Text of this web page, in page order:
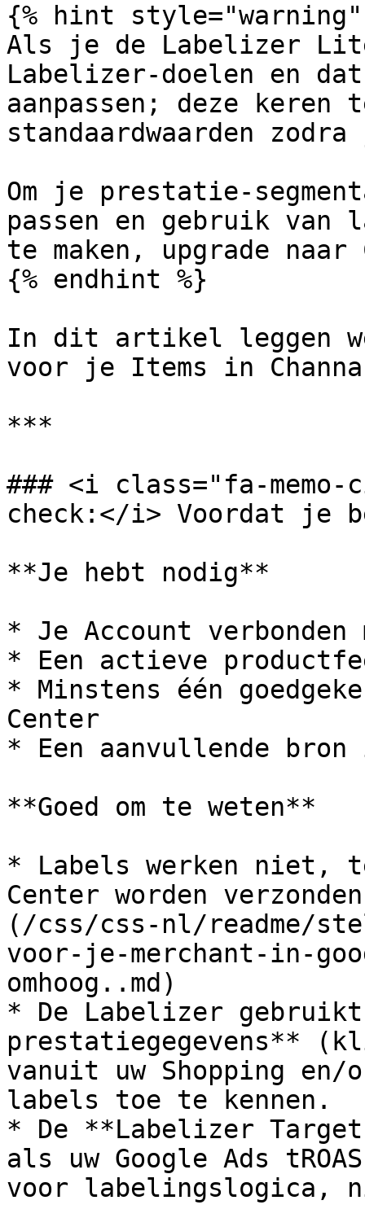
{% hint style="warning"
Als je de Labelizer
Labelizer-doelen en
aanpassen; deze keren
standaardwaarden
Om je prestatie-
passen en gebruik
te maken, upgrade naar
{% endhint %}
In dit artikel leggen
voor je Items in
***
### <i class="fa-
check:</i> Voordat je
**Je hebt nodig**
* Je Account verbonden
* Een actieve
* Minstens één
Center
* Een aanvullende
**Goed om te weten**
* Labels werken niet,
Center worden
(/css/css-nl/readme/
voor-je-merchant-in-
omhoog..md)
* De Labelizer gebruikt
prestatiegegevens**
vanuit uw Shopping en/
labels toe te kennen.
* De **Labelizer
als uw Google Ads
voor labelingslogica,